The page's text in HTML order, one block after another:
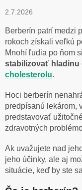
2.7.2026
Berberín patrí medzi
rokoch získali veľkú
Mnohí ľudia po ňom
stabilizovať hladinu
cholesterolu.
Hoci berberín
predpísanú lekárom,
predstavovať
zdravotných
Ak uvažujete nad
jeho účinky, ale aj
situácie, keď by ste